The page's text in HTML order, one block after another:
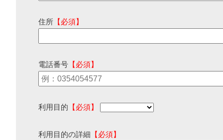
住所 【必須】
電話番号 【必須】
利用目的 【必須】
利用目的の詳細 【必須】